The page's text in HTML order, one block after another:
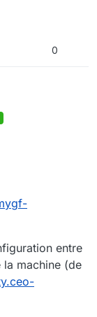
0
entre
machine (de